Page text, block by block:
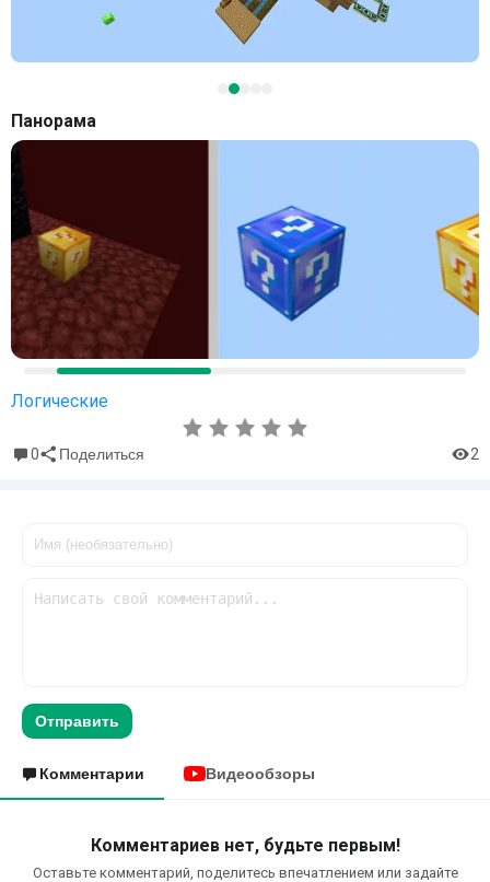
Панорама
Логические
0 Поделиться 2
Отправить
Комментарии Видеообзоры
Комментариев нет, будьте первым!
Оставьте комментарий, поделитесь впечатлением или задайте